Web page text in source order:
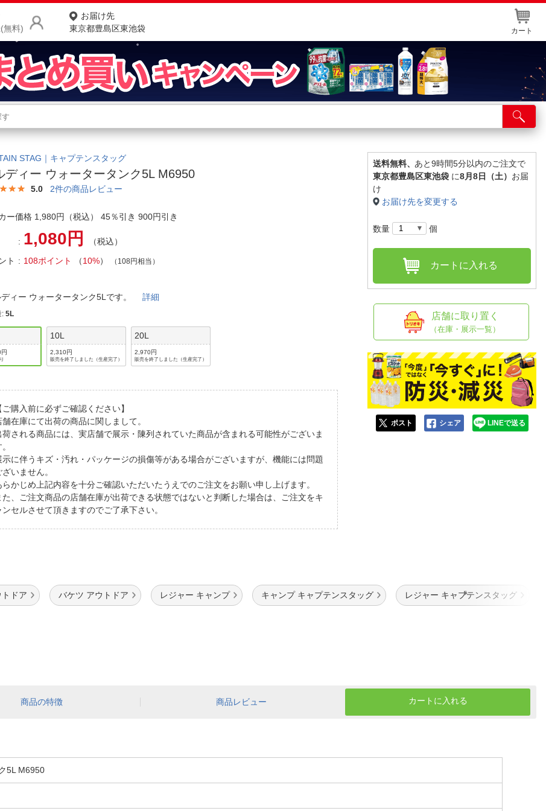
無料)
お届け先
東京都豊島区東池袋
カート
商品をさがす
ランキングからさがす
カテゴリ一覧からさがす
お客様サポート
ご利用規約
店舗サービス
ネット取り置き
STAG｜キャプテンスタッグ
ディー ウォータータンク5L M6950
5.0 2件の商品レビュー
ー価格 1,980円（税込） 45％引き 900円引き
1,080円
（税込）
ト
108ポイント （10%） （108円相当）
ディー ウォータータンク5Lです。詳細
:5L
10L
2,310円
販売を終了しました（生産完了）
20L
2,970円
販売を終了しました（生産完了）
ご購入前に必ずご確認ください】
舗在庫にて出荷の商品に関しまして。
荷される商品には、実店舗で展示・陳列されていた商品が含まれる可能性がございま
示に伴うキズ・汚れ・パッケージの損傷等がある場合がございますが、機能には問題
ざいません。
らかじめ上記内容を十分ご確認いただいたうえでのご注文をお願い申し上げます。
た、ご注文商品の店舗在庫が出荷できる状態ではないと判断した場合は、ご注文をキ
ンセルさせて頂きますのでご了承下さい。
送料無料、 あと9時間5分以内のご注文で
東京都豊島区東池袋 に8月8日（土） お届
け
お届け先を変更する
数量 個
カートに入れる
店舗に取り置く
（在庫・展示一覧）
ポスト シェア LINEで送る
ドア バケツ アウトドア レジャー キャンプ キャンプ キャプテンスタッグ レジャー キャプテンスタッグ
カートに入れる
商品の特徴 商品レビュー
5L M6950